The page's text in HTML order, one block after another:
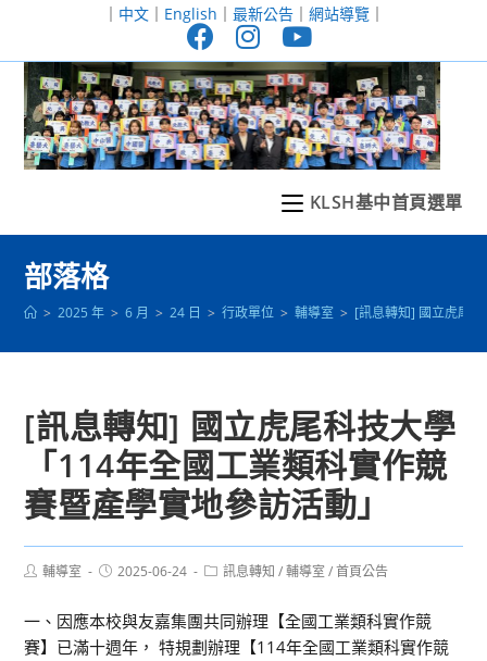
至
｜ 中文｜ English ｜ 最新公告｜ 網站導覽｜
KLSH基中首頁選單
部落格
> 2025 年 > 6 月 > 24 日 > 行政單位 > 輔導室 > [訊息轉知] 國立虎尾
[訊息轉知] 國立虎尾科技大學
「114年全國工業類科實作競
賽暨產學實地參訪活動」
Post輔導室
Post2025-06-24
Post訊息轉知 / 輔導室 / 首頁公告
一、因應本校與友嘉集團共同辦理【全國工業類科實作競
賽】已滿十週年， 特規劃辦理【114年全國工業類科實作競